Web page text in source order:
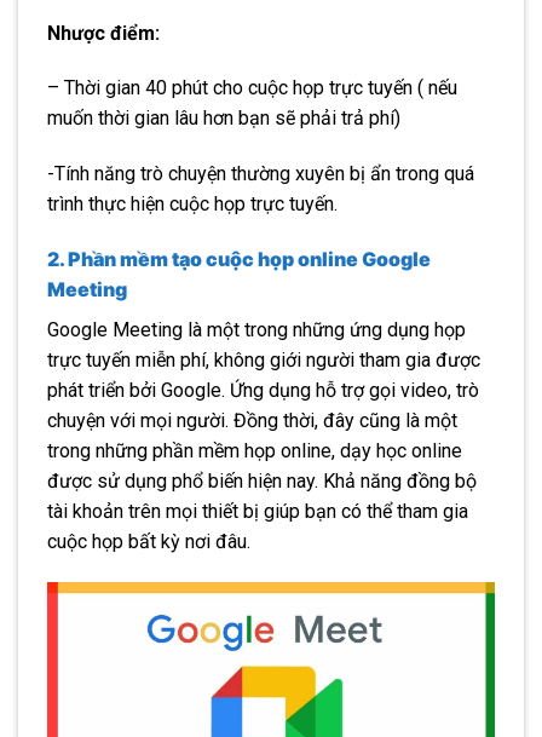
Nhược điểm:
– Thời gian 40 phút cho cuộc họp trực tuyến ( nếu
muốn thời gian lâu hơn bạn sẽ phải trả phí)
-Tính năng trò chuyện thường xuyên bị ẩn trong quá
trình thực hiện cuộc họp trực tuyến.
2. Phần mềm tạo cuộc họp online Google
Meeting
Google Meeting là một trong những ứng dụng họp
trực tuyến miễn phí, không giới người tham gia được
phát triển bởi Google. Ứng dụng hỗ trợ gọi video, trò
chuyện với mọi người. Đồng thời, đây cũng là một
trong những phần mềm họp online, dạy học online
được sử dụng phổ biến hiện nay. Khả năng đồng bộ
tài khoản trên mọi thiết bị giúp bạn có thể tham gia
cuộc họp bất kỳ nơi đâu.